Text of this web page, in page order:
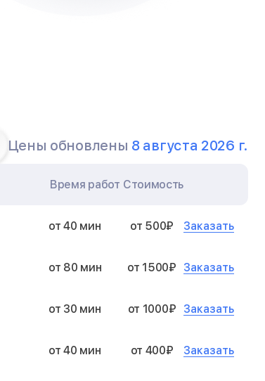
Цены обновлены 8 августа 2026 г.
Время работ Стоимость
от 40 мин от 500₽ Заказать
от 80 мин от 1500₽ Заказать
от 30 мин от 1000₽ Заказать
от 40 мин от 400₽ Заказать